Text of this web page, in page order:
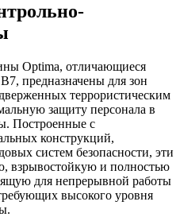
Optima, отличающиеся
предназначены для зон
террористическим
защиту персонала в
Построенные с
конструкций,
систем безопасности, эти
взрывостойкую и полностью
для непрерывной работы
высокого уровня